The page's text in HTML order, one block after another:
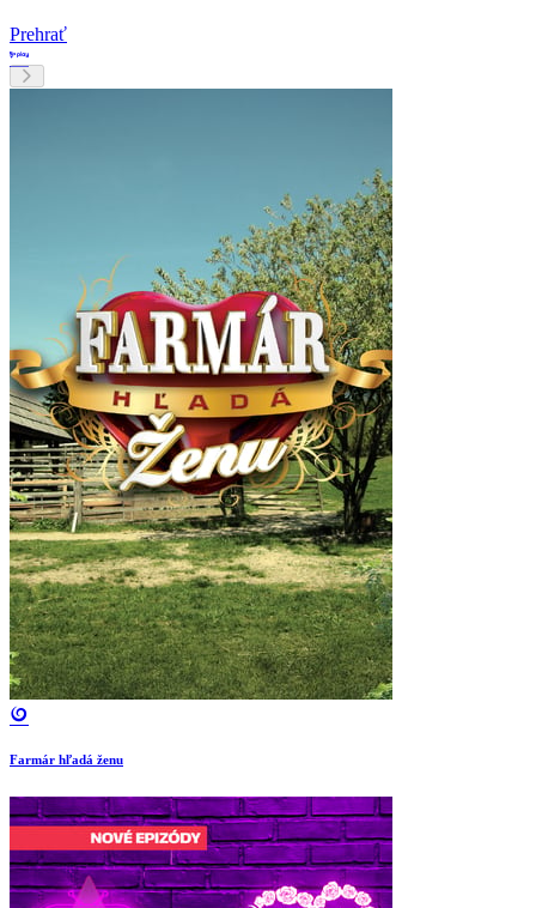
Prehrať
Farmár hľadá ženu